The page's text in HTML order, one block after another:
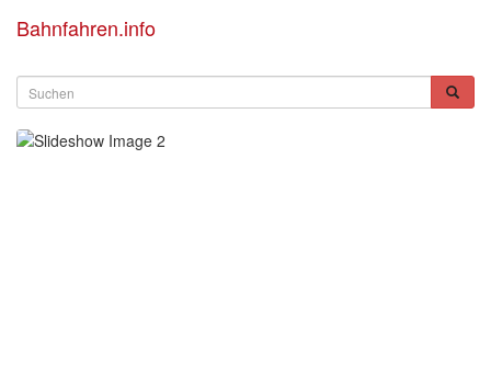
Bahnfahren.info